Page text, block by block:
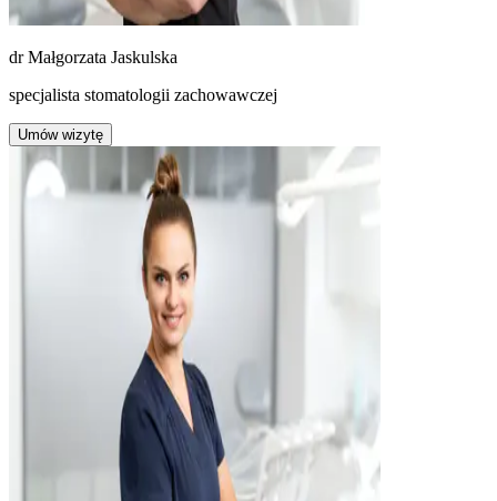
dr Małgorzata Jaskulska
specjalista stomatologii zachowawczej
Umów wizytę